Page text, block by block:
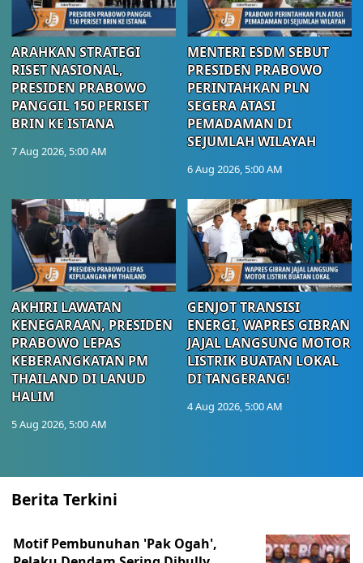
ARAHKAN STRATEGI
RISET NASIONAL,
PRESIDEN PRABOWO
PANGGIL 150 PERISET
BRIN KE ISTANA
7 Aug 2026, 5:00 AM
MENTERI ESDM SEBUT
PRESIDEN PRABOWO
PERINTAHKAN PLN
SEGERA ATASI
PEMADAMAN DI
SEJUMLAH WILAYAH
6 Aug 2026, 5:00 AM
AKHIRI LAWATAN
KENEGARAAN, PRESIDEN
PRABOWO LEPAS
KEBERANGKATAN PM
THAILAND DI LANUD
HALIM
5 Aug 2026, 5:00 AM
GENJOT TRANSISI
ENERGI, WAPRES GIBRAN
JAJAL LANGSUNG MOTOR
LISTRIK BUATAN LOKAL
DI TANGERANG!
4 Aug 2026, 5:00 AM
Berita Terkini
Motif Pembunuhan 'Pak Ogah',